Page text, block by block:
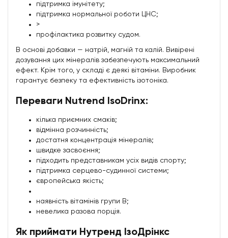
підтримка імунітету;
підтримка нормальної роботи ЦНС;
>
профілактика розвитку судом.
В основі добавки — натрій, магній та калій. Вивірені
дозування цих мінералів забезпечують максимальний
ефект. Крім того, у складі є деякі вітаміни. Виробник
гарантує безпеку та ефективність ізотоніка.
Переваги Nutrend IsoDrinx:
кілька приємних смаків;
відмінна розчинність;
достатня концентрація мінералів;
швидке засвоєння;
підходить представникам усіх видів спорту;
підтримка серцево-судинної системи;
європейська якість;
наявність вітамінів групи В;
невелика разова порція.
Як приймати Нутренд ІзоДрінкс